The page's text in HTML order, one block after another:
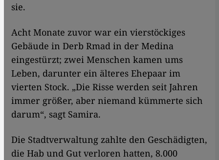
sie.
Acht Monate zuvor war ein vierstöckiges
Gebäude in Derb Rmad in der Medina
eingestürzt; zwei Menschen kamen ums
Leben, darunter ein älteres Ehepaar im
vierten Stock. „Die Risse werden seit Jahren
immer größer, aber niemand kümmerte sich
darum“, sagt Samira.
Die Stadtverwaltung zahlte den Geschädigten,
die Hab und Gut verloren hatten, 8.000